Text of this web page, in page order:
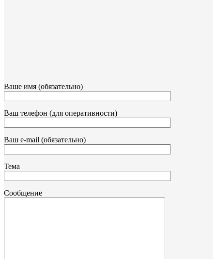
Ваше имя (обязательно)
Ваш телефон (для оперативности)
Ваш e-mail (обязательно)
Тема
Сообщение